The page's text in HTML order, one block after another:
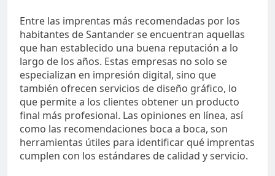
Entre las imprentas más recomendadas por los
habitantes de Santander se encuentran aquellas
que han establecido una buena reputación a lo
largo de los años. Estas empresas no solo se
especializan en impresión digital, sino que
también ofrecen servicios de diseño gráfico, lo
que permite a los clientes obtener un producto
final más profesional. Las opiniones en línea, así
como las recomendaciones boca a boca, son
herramientas útiles para identificar qué imprentas
cumplen con los estándares de calidad y servicio.